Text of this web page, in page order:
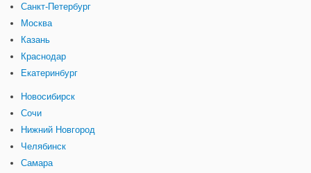
Санкт-Петербург
Москва
Казань
Краснодар
Екатеринбург
Новосибирск
Сочи
Нижний Новгород
Челябинск
Самара